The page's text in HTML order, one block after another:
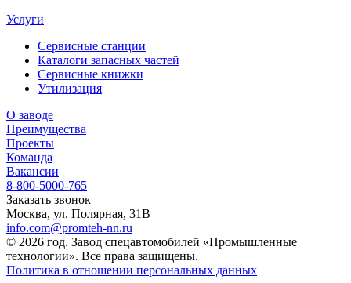
Услуги
Сервисные станции
Каталоги запасных частей
Сервисные книжки
Утилизация
О заводе
Преимущества
Проекты
Команда
Вакансии
8-800-5000-765
Заказать звонок
Москва, ул. Полярная, 31В
info.com@promteh-nn.ru
© 2026 год. Завод спецавтомобилей «Промышленные
технологии». Все права защищены.
Политика в отношении персональных данных